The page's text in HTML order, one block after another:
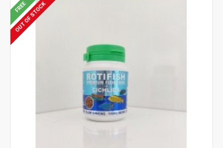
FREE
OUT OF STOCK